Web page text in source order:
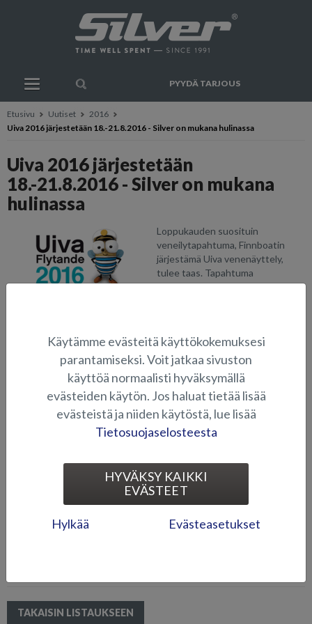
PYYDÄ TARJOUS
Etusivu Uutiset
2016
Uiva 2016 järjestetään 18.-21.8.2016 - Silver on mukana hulinassa
Uiva 2016 järjestetään
18.-21.8.2016 - Silver on mukana
hulinassa
Loppukauden suosituin
veneilytapahtuma, Finnboatin
järjestämä Uiva venenäyttely,
tulee taas. Tapahtuma
järjestetäänHelsingin
monet tutut Silver-suosikit. E-laiturilta löydät mm. Fox BR, Wolf
Avant, Hawk BR, Shark BR ja Wolf DC -mallit, sekä kaksi eri versiota
uudesta Eagle BR 640:stä (150 hv / 200 hv perämoottorilla).
Eagle BR 150 hv:n Hondalla on lisäksi koeajossa Kipparin
koeajolaiturissa. Voit varata koeajoajan Kipparin teltassa
näyttelyalueella.
Tule mukaan ja varmista, että saat haluamasi veneen ensi kaudelle -
jolloin pääset vielä nauttimaan ilta-auringosta kuunnellen aaltojen
liplatusta. Uiva on yksi kauden kaupallisimmista veneilytapahtumista
Lisätietoja Uiva 2016 -tapahtumasta sekä tarkempia lipputietoja
TAKAISIN LISTAUKSEEN
Käytämme evästeitä käyttökokemuksesi
parantamiseksi. Voit jatkaa sivuston
käyttöä normaalisti hyväksymällä
evästeiden käytön. Jos haluat tietää lisää
evästeistä ja niiden käytöstä, lue lisää
Tietosuojaselosteesta
HYVÄKSY KAIKKI
EVÄSTEET
Hylkää Evästeasetukset